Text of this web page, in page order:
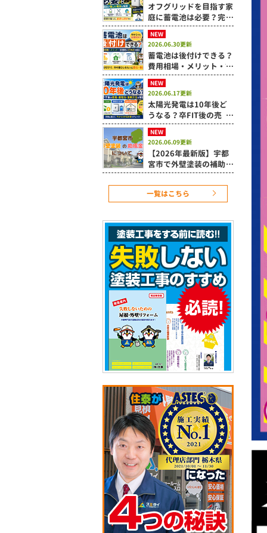
オフグリッドを目指す家
庭に蓄電池は必要？完全
自給が難しい理由も解説
NEW
2026.06.30更新
蓄電池は後付けできる？
費用相場・メリット・設
置時の注意点を解説
NEW
2026.06.17更新
太陽光発電は10年後ど
うなる？卒FIT後の売
電・蓄電池・活用方法を
解説
NEW
2026.06.09更新
【2026年最新版】宇都
宮市で外壁塗装の補助金
は使える？令和8年度住
宅改修補助制度を解説
一覧はこちら